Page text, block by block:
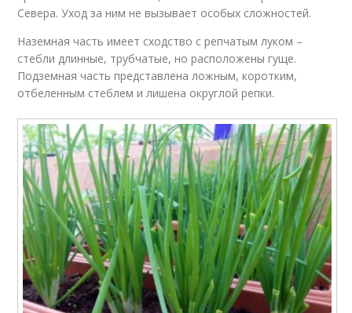
Севера. Уход за ним не вызывает особых сложностей.
Наземная часть имеет сходство с репчатым луком –
стебли длинные, трубчатые, но расположены гуще.
Подземная часть представлена ложным, коротким,
отбеленным стеблем и лишена округлой репки.